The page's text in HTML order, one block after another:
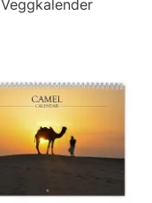
Veggkalender